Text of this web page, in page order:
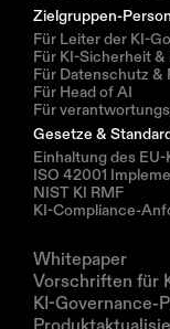
Zielgruppen-
Für Leiter der KI-
Für KI-Sicherheit
Für Datenschutz &
Für Head of AI
Für
Gesetze &
Einhaltung des
ISO 42001
NIST KI RMF
KI-Compliance-
Whitepaper
Vorschriften für
KI-Governance-